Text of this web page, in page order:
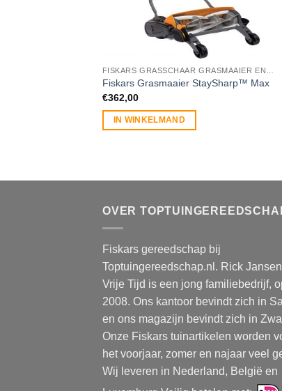
Fiskars Grasmaaier StaySharp™ Max
€362,00
IN WINKELMAND
OVER
Fiskars gereedschap bij
Toptuingereedschap.nl. Rick
Vrije Tijd is een jong familiebedrijf,
2008. Ons kantoor bevindt zich in
en ons magazijn bevindt zich in
Onze Fiskars tuinartikelen worden
het voorjaar, zomer en najaar veel
Wij leveren in Nederland, België en